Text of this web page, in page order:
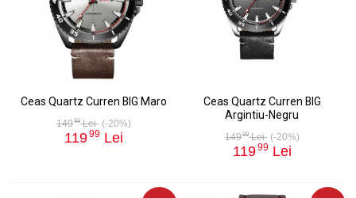
Ceas Quartz Curren BIG Maro
14999Lei (-20%)
11999Lei
Ceas Quartz Curren BIG
Argintiu-Negru
14999Lei (-20%)
11999Lei